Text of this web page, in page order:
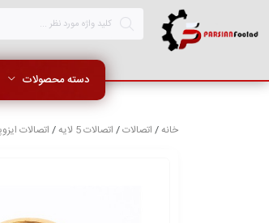
دسته محصولات
خانه/ اتصالات/ اتصالات 5 لایه /اتصالات